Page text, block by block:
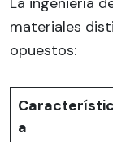
materiales
opuestos:
Característic
a